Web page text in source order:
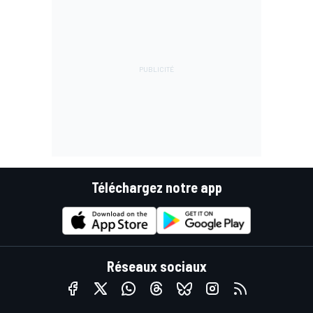
Téléchargez notre app
Réseaux sociaux